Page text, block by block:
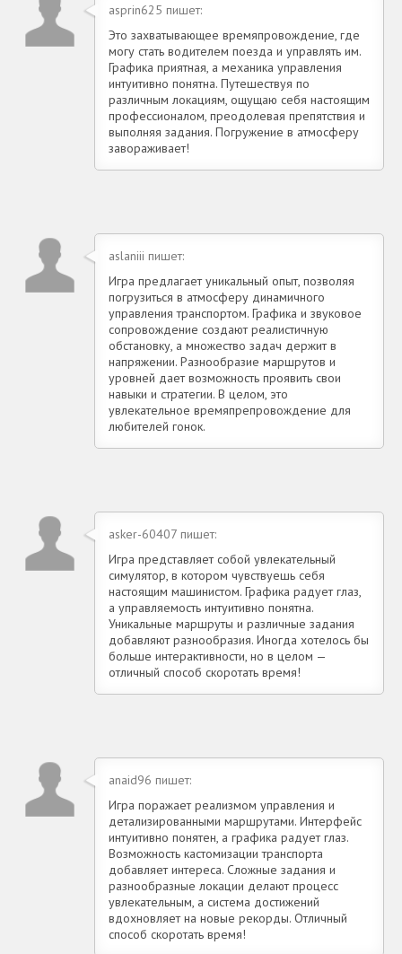
asprin625 пишет:
Это захватывающее времяпровождение, где
могу стать водителем поезда и управлять им.
Графика приятная, а механика управления
интуитивно понятна. Путешествуя по
различным локациям, ощущаю себя настоящим
профессионалом, преодолевая препятствия и
выполняя задания. Погружение в атмосферу
завораживает!
aslaniii пишет:
Игра предлагает уникальный опыт, позволяя
погрузиться в атмосферу динамичного
управления транспортом. Графика и звуковое
сопровождение создают реалистичную
обстановку, а множество задач держит в
напряжении. Разнообразие маршрутов и
уровней дает возможность проявить свои
навыки и стратегии. В целом, это
увлекательное времяпрепровождение для
любителей гонок.
asker-60407 пишет:
Игра представляет собой увлекательный
симулятор, в котором чувствуешь себя
настоящим машинистом. Графика радует глаз,
а управляемость интуитивно понятна.
Уникальные маршруты и различные задания
добавляют разнообразия. Иногда хотелось бы
больше интерактивности, но в целом —
отличный способ скоротать время!
anaid96 пишет:
Игра поражает реализмом управления и
детализированными маршрутами. Интерфейс
интуитивно понятен, а графика радует глаз.
Возможность кастомизации транспорта
добавляет интереса. Сложные задания и
разнообразные локации делают процесс
увлекательным, а система достижений
вдохновляет на новые рекорды. Отличный
способ скоротать время!